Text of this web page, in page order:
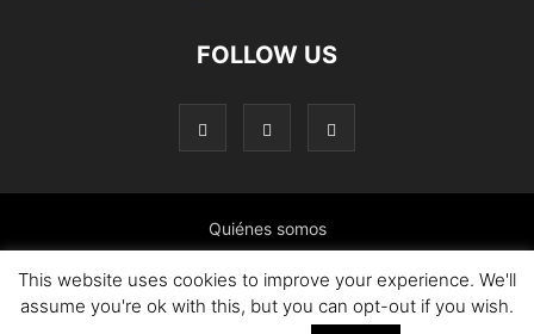
FOLLOW US
Quiénes somos
Presentación: El ánimo y las ideas que nos mueven
Colaborar en el blog Contacto Política de cookies
This website uses cookies to improve your experience. We'll
assume you're ok with this, but you can opt-out if you wish.